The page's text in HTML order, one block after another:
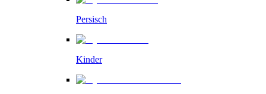
Persisch
Kinder